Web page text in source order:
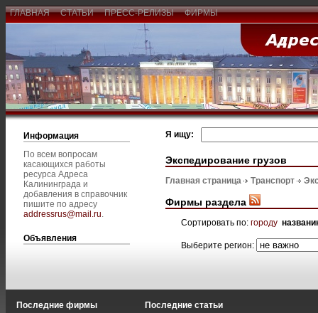
ГЛАВНАЯ СТАТЬИ ПРЕСС-РЕЛИЗЫ ФИРМЫ
Информация
По всем вопросам
касающихся работы
ресурса Адреса
Калининграда и
добавления в справочник
пишите по адресу
addressrus@mail.ru.
Объявления
Я ищу:
Экспедирование грузов
Главная страница Транспорт
Фирмы раздела
Сортировать по: городу
Выберите регион:
Последние фирмы Последние статьи